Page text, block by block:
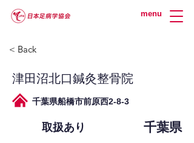
menu
< Back
津田沼北口鍼灸整骨院
千葉県船橋市前原西2-8-3
取扱あり 千葉県